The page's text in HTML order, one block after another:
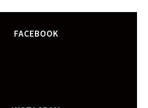
FACEBOOK